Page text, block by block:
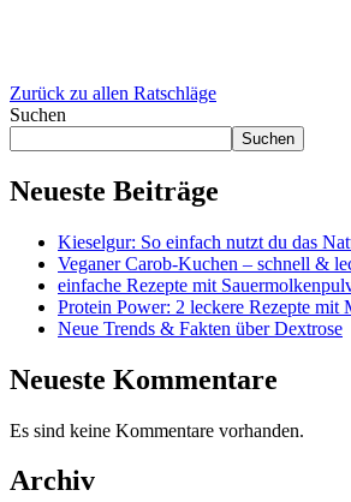
Zurück zu allen Ratschläge
Suchen
Suchen
Neueste Beiträge
Kieselgur: So einfach nutzt du das
Veganer Carob-Kuchen – schnell &
einfache Rezepte mit
Protein Power: 2 leckere Rezepte mit
Neue Trends & Fakten über Dextrose
Neueste Kommentare
Es sind keine Kommentare vorhanden.
Archiv